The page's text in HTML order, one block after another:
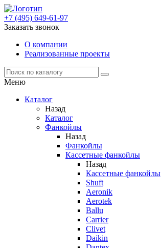
+7 (495) 649-61-97
Заказать звонок
О компании
Реализованные проекты
Меню
Каталог
Назад
Каталог
Фанкойлы
Назад
Фанкойлы
Кассетные фанкойлы
Назад
Кассетные фанкойлы
Shuft
Aeronik
Aerotek
Ballu
Carrier
Clivet
Daikin